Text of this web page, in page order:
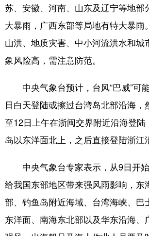
公益 一带一路 亚太网
文化产业
地方频道
北京 天津 河北
辽宁 吉林 上海
浙江 安徽 福建
山东 河南 湖北
广东 广西 海南
四川 贵州 云南
陕西 甘肃 青海
苏、安徽、河南、山东及辽宁等地部
大暴雨，广西东部等局地有特大暴雨
山洪、地质灾害、中小河流洪水和城
象风险高，需注意防范。
中央气象台预计，台风“巴威”可
日白天登陆或擦过台湾岛北部沿海，
至12日上午在浙闽交界附近沿海登
岛以东洋面北上，之后直接登陆浙江
中央气象台专家表示，从9日开始
给我国东部地区带来强风雨影响，东
部、钓鱼岛附近海域、台湾海峡、巴
东洋面、南海东北部以及华东沿海、